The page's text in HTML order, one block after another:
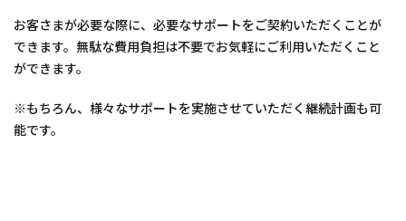
お客さまが必要な際に、必要なサポートをご契約いただくことが
できます。無駄な費用負担は不要でお気軽にご利用いただくこと
ができます。
※もちろん、様々なサポートを実施させていただく継続計画も可
能です。